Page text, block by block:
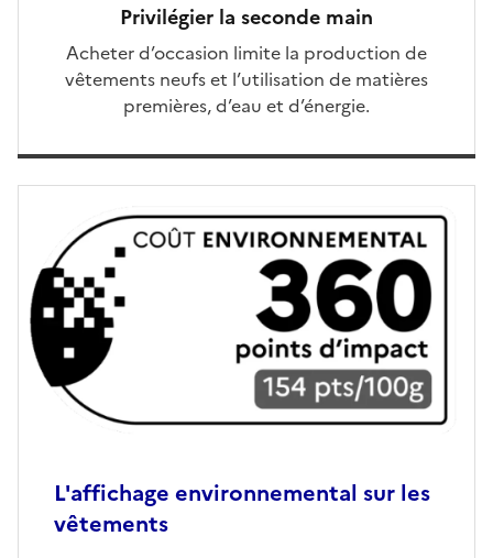
Privilégier la seconde main
Acheter d’occasion limite la production de
vêtements neufs et l’utilisation de matières
premières, d’eau et d’énergie.
L'affichage environnemental sur les
vêtements